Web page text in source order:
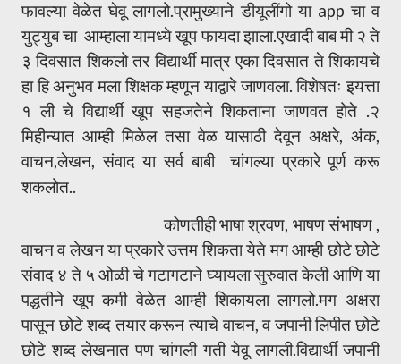
फावल्या वेळेत घेवू लागलो.प्रामुख्याने डीयूलींगो या app चा व
युट्युब चा आम्हाला यामध्ये खूप फायदा झाला.एखादी बाब मी २ ते
३ दिवसात शिकलो तर विद्यार्थी मात्र एका दिवसात ते शिकायचे
हा हि अनुभव मला शिक्षक म्हणून याद्वारे जाणवला. विशेषतः इयत्ता
१ ली चे विद्यार्थी खूप सहजतेने शिकताना जाणवत होते .२
मिहीन्यात आम्ही मिळेल तसा वेळ यासाठी देवून अक्षरे, अंक,
वाचन,लेखन, संवाद या सर्व बाबी चांगल्या प्रकारे पूर्ण करू
शकलोत..
कोणतीही भाषा श्रवण, भाषण संभाषण ,
वाचन व लेखन या प्रकारे उत्तम शिकता येते मग आम्ही छोटे छोटे
संवाद ४ ते ५ ओळी चे गटागटाने घ्यायला सुरुवात केली आणि या
पद्धतीने खूप कमी वेळेत आम्ही शिकायला लागलो.मग अक्षरा
पासून छोटे शब्द तयार करून त्याचे वाचन, व जपानी लिपीत छोटे
छोटे शब्द लेखनात पण चांगली गती येवू लागली.विद्यार्थी जपानी